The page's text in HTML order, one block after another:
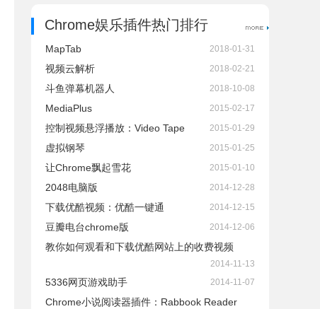
Chrome娱乐插件热门排行
MapTab 2018-01-31
视频云解析 2018-02-21
斗鱼弹幕机器人 2018-10-08
MediaPlus 2015-02-17
控制视频悬浮播放：Video Tape 2015-01-29
虚拟钢琴 2015-01-25
让Chrome飘起雪花 2015-01-10
2048电脑版 2014-12-28
下载优酷视频：优酷一键通 2014-12-15
豆瓣电台chrome版 2014-12-06
教你如何观看和下载优酷网站上的收费视频
2014-11-13
5336网页游戏助手 2014-11-07
Chrome小说阅读器插件：Rabbook Reader